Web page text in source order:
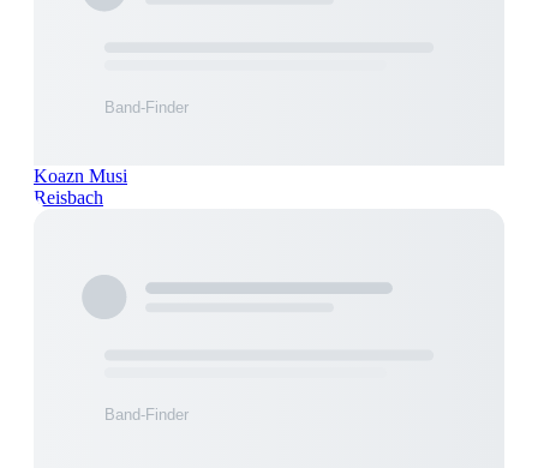
Koazn Musi
Reisbach